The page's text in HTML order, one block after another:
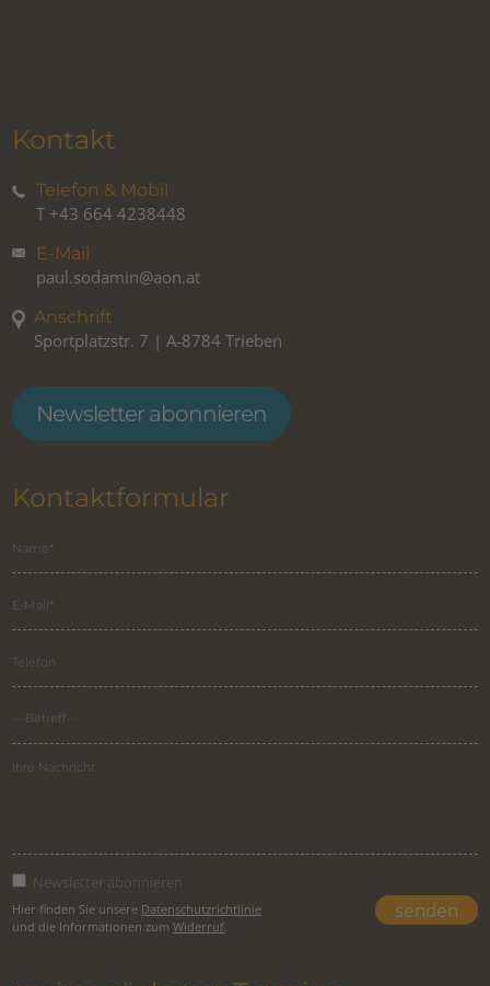
Kontakt
Telefon & Mobil
T +43 664 4238448
E-Mail
paul.sodamin@aon.at
Anschrift
Sportplatzstr. 7 | A-8784 Trieben
Newsletter abonnieren
Kontaktformular
Newsletter abonnieren
Hier finden Sie unsere Datenschutzrichtlinie
und die Informationen zumWiderruf